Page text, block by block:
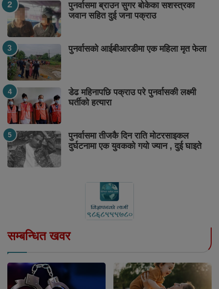
पुनर्वासमा ब्राउन सुगर बोकेका सशस्त्रका
जवान सहित दुई जना पक्राउ
पुनर्वासको आईबीआरडीमा एक महिला मृत फेला
डेढ महिनापछि पक्राउ परे पुनर्वासकी लक्ष्मी
घर्तीको हत्यारा
पुनर्वासमा तीजकै दिन राति मोटरसाइकल
दुर्घटनामा एक युवकको गयो ज्यान , दुई घाइते
सम्बन्धित खवर